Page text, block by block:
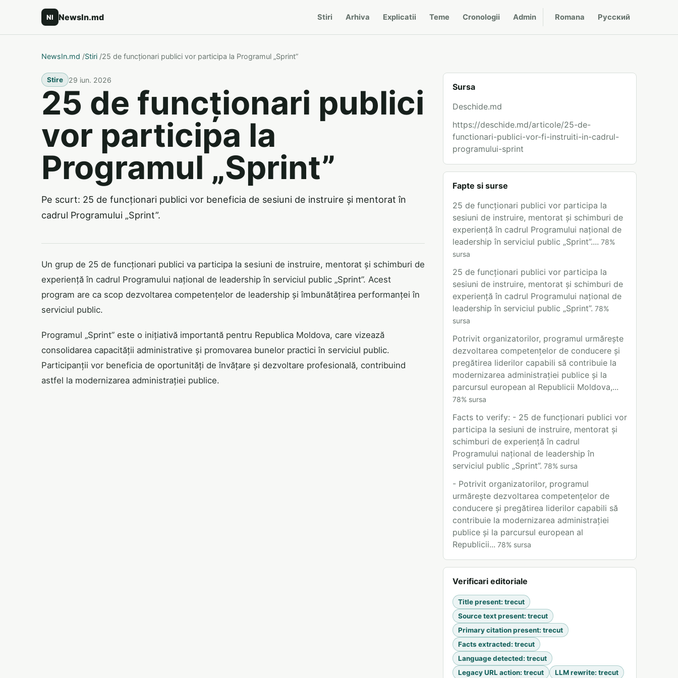
NI NewsIn.md Stiri Arhiva Explicatii Teme Cronologii Admin Romana Русский
NewsIn.md /Stiri /25 de funcționari publici vor participa la Programul „Sprint”
Stire 29 iun. 2026
25 de funcționari publici
vor participa la
Programul „Sprint”
Pe scurt: 25 de funcționari publici vor beneficia de sesiuni de instruire și mentorat în
cadrul Programului „Sprint”.
Un grup de 25 de funcționari publici va participa la sesiuni de instruire, mentorat și schimburi de
experiență în cadrul Programului național de leadership în serviciul public „Sprint”. Acest
program are ca scop dezvoltarea competențelor de leadership și îmbunătățirea performanței în
serviciul public.
Programul „Sprint” este o inițiativă importantă pentru Republica Moldova, care vizează
consolidarea capacității administrative și promovarea bunelor practici în serviciul public.
Participanții vor beneficia de oportunități de învățare și dezvoltare profesională, contribuind
astfel la modernizarea administrației publice.
Sursa
Deschide.md
https://deschide.md/articole/25-de-
functionari-publici-vor-fi-instruiti-in-cadrul-
programului-sprint
Fapte si surse
25 de funcționari publici vor participa la
sesiuni de instruire, mentorat și schimburi de
experiență în cadrul Programului național de
leadership în serviciul public „Sprint”.... 78%
sursa
25 de funcționari publici vor participa la
sesiuni de instruire, mentorat și schimburi de
experiență în cadrul Programului național de
leadership în serviciul public „Sprint”. 78%
sursa
Potrivit organizatorilor, programul urmărește
dezvoltarea competențelor de conducere și
pregătirea liderilor capabili să contribuie la
modernizarea administrației publice și la
parcursul european al Republicii Moldova,...
78% sursa
Facts to verify: - 25 de funcționari publici vor
participa la sesiuni de instruire, mentorat și
schimburi de experiență în cadrul
Programului național de leadership în
serviciul public „Sprint”. 78% sursa
- Potrivit organizatorilor, programul
urmărește dezvoltarea competențelor de
conducere și pregătirea liderilor capabili să
contribuie la modernizarea administrației
publice și la parcursul european al
Republicii... 78% sursa
Verificari editoriale
Title present: trecut
Source text present: trecut
Primary citation present: trecut
Facts extracted: trecut
Language detected: trecut
Legacy URL action: trecut LLM rewrite: trecut